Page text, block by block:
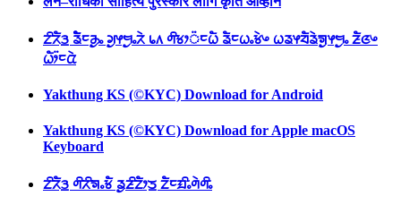
ᤁᤡᤖᤠᤋ᤻ ᤕᤠᤠᤰᤌᤢᤱ ᤆᤢᤶᤗᤢᤱᤖᤧ ᥇᥈ ᤛᤡᤃᤣ᤺ᤰᤐᤠ ᤕᤠᤰᤐᤱᤃᤧᤴ ᤐᤕᤶᤔᤠᤕᤧᤈᤢᤶᤗᤢᤱ ᤏᤠᤜᤴ
ᤐᤥ᤺ᤰᤂᤧ
Yakthung KS (©KYC) Download for Android
Yakthung KS (©KYC) Download for Apple macOS
Keyboard
ᤁᤡᤖᤠᤋ᤻ ᤛᤡᤖᤡᤈᤱᤃᤠ ᤕᤢᤏᤡᤁᤥᤍ᤻ ᤁᤠᤰᤀᤡᤱᤛᤧᤛᤡᤱ